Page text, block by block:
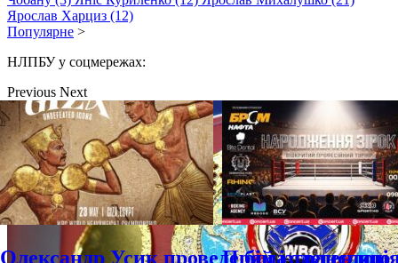
Ярослав Харциз (12)
Популярне >
НЛПБУ у соцмережах:
Previous Next
Олександр Усик проведе бій із легендою
Пряма